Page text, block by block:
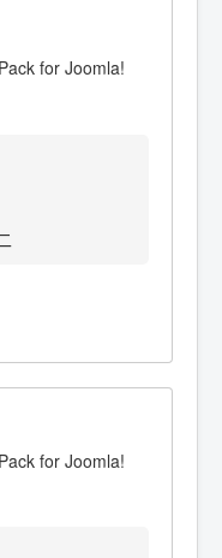
for Joomla!
for Joomla!